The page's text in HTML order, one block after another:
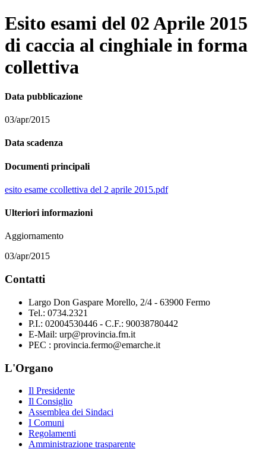
Esito esami del 02 Aprile 2015
di caccia al cinghiale in forma
collettiva
Data pubblicazione
03/apr/2015
Data scadenza
Documenti principali
esito esame ccollettiva del 2 aprile 2015.pdf
Ulteriori informazioni
Aggiornamento
03/apr/2015
Contatti
Largo Don Gaspare Morello, 2/4 - 63900 Fermo
Tel.: 0734.2321
P.I.: 02004530446 - C.F.: 90038780442
E-Mail: urp@provincia.fm.it
PEC : provincia.fermo@emarche.it
L'Organo
Il Presidente
Il Consiglio
Assemblea dei Sindaci
I Comuni
Regolamenti
Amministrazione trasparente